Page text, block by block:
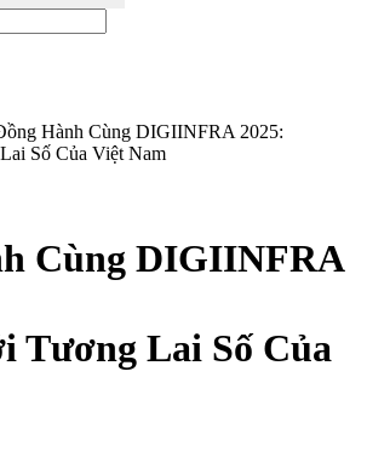
Hành Cùng DIGIINFRA 2025:
Số Của Việt Nam
Cùng DIGIINFRA
Tương Lai Số Của